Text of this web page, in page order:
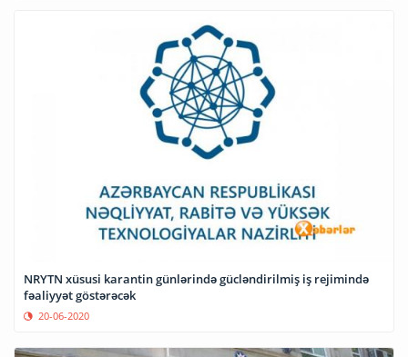
NRYTN xüsusi karantin günlərində gücləndirilmiş iş rejimində
fəaliyyət göstərəcək
20-06-2020